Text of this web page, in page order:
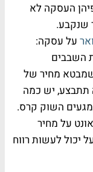
העסקה לא
שנקבע.
על עסקה:
השבבים
מה שמבטא מחיר של
תתבצע, יש כמה
השוק קרס.
בקרוב ל-20% דיסקאונט על מחיר
לעשות רווח